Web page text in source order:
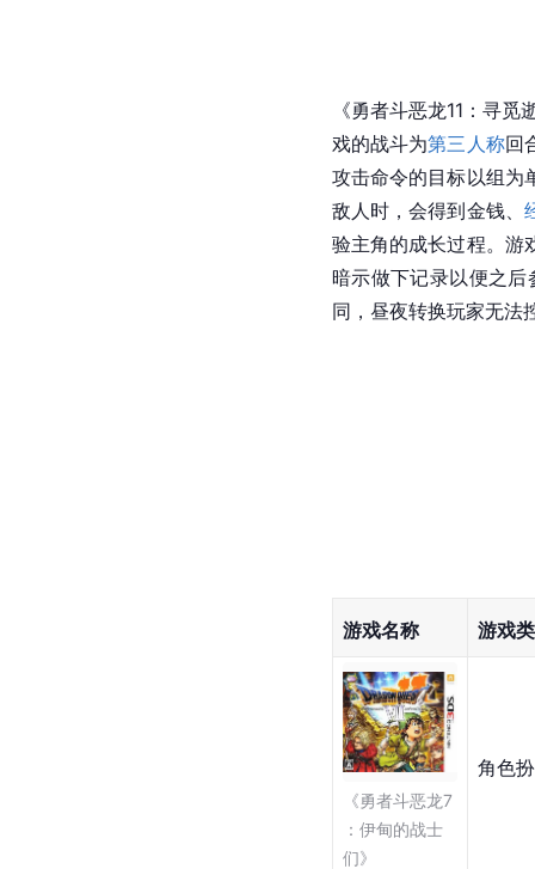
《勇者斗恶龙11 ：寻觅
戏的战斗为第三人称回
攻击命令的目标以组为
敌人时，会得到金钱、
验主角的成长过程。游
暗示做下记录以便之
同，昼夜转换玩家无法
游戏名称 游戏
《勇者斗恶龙7
：伊甸的战士
们》
角色